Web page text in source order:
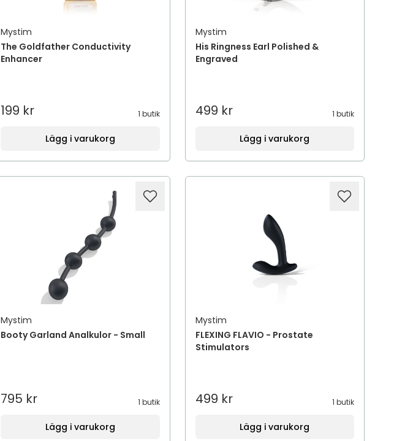
Mystim
The Goldfather Conductivity
Enhancer
199 kr 1 butik
Lägg i varukorg
Mystim
His Ringness Earl Polished &
Engraved
499 kr 1 butik
Lägg i varukorg
Mystim
Booty Garland Analkulor - Small
795 kr 1 butik
Lägg i varukorg
Mystim
FLEXING FLAVIO - Prostate
Stimulators
499 kr 1 butik
Lägg i varukorg